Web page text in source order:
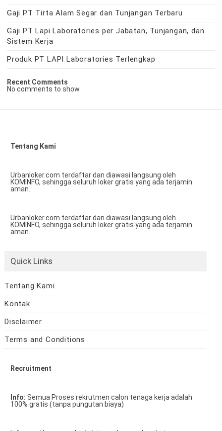
Gaji PT Tirta Alam Segar dan Tunjangan Terbaru
Gaji PT Lapi Laboratories per Jabatan, Tunjangan, dan
Sistem Kerja
Produk PT LAPI Laboratories Terlengkap
Recent Comments
No comments to show.
Tentang Kami
Urbanloker.com terdaftar dan diawasi langsung oleh
KOMINFO, sehingga seluruh loker gratis yang ada terjamin
aman.
Urbanloker.com terdaftar dan diawasi langsung oleh
KOMINFO, sehingga seluruh loker gratis yang ada terjamin
aman.
Quick Links
Tentang Kami
Kontak
Disclaimer
Terms and Conditions
Recruitment
Info: Semua Proses rekrutmen calon tenaga kerja adalah
100% gratis (tanpa pungutan biaya)